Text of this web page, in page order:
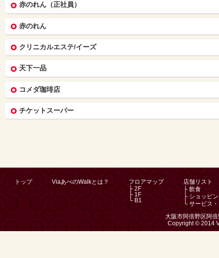
赤のれん（正社員）
赤のれん
クリニカルエステ/イーズ
天下一品
コメダ珈琲店
チケットスーパー
トップ ViaあべのWalkとは？
フロアマップ
├ 2F
├ 1F
└ B1
店舗リスト
├ 飲食
├ ショッピ
└ サービス
大阪市阿倍野区阿
Copyright © 2014